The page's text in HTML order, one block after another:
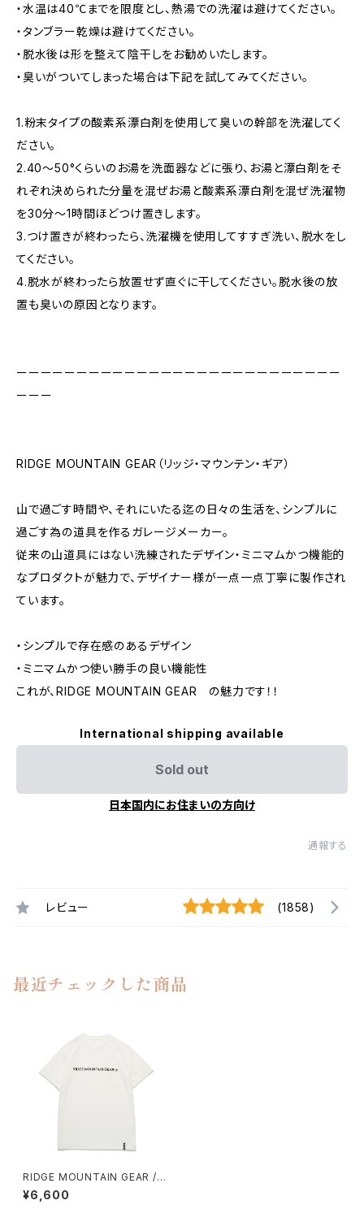
・水温は40℃までを限度とし、熱湯での洗濯は避けてください。
・タンブラー乾燥は避けてください。
・脱水後は形を整えて陰干しをお勧めいたします。
・臭いがついてしまった場合は下記を試してみてください。
1.粉末タイプの酸素系漂白剤を使用して臭いの幹部を洗濯してく
ださい。
2.40〜50°くらいのお湯を洗面器などに張り、お湯と漂白剤をそ
れぞれ決められた分量を混ぜお湯と酸素系漂白剤を混ぜ洗濯物
を30分〜1時間ほどつけ置きします。
3.つけ置きが終わったら、洗濯機を使用してすすぎ洗い、脱水をし
てください。
4.脱水が終わったら放置せず直ぐに干してください。脱水後の放
置も臭いの原因となります。
ーーーーーーーーーーーーーーーーーーーーーーーーーーー
ーーー
RIDGE MOUNTAIN GEAR（リッジ・マウンテン・ギア）
山で過ごす時間や、それにいたる迄の日々の生活を、シンプルに
過ごす為の道具を作るガレージメーカー。
従来の山道具にはない洗練されたデザイン・ミニマムかつ機能的
なプロダクトが魅力で、デザイナー様が一点一点丁寧に製作され
ています。
・シンプルで存在感のあるデザイン
・ミニマムかつ使い勝手の良い機能性
これが、RIDGE MOUNTAIN GEAR の魅力です！！
International shipping available
Sold out
日本国内にお住まいの方向け
通報する
レビュー (1858)
最近チェックした商品
RIDGE MOUNTAIN GEAR / P
OLY BASIC TEE（SHORT SL
EEVE）
¥6,600